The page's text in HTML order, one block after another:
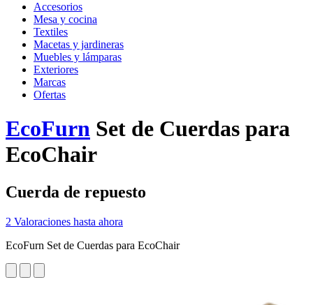
Accesorios
Mesa y cocina
Textiles
Macetas y jardineras
Muebles y lámparas
Exteriores
Marcas
Ofertas
EcoFurn Set de Cuerdas para
EcoChair
Cuerda de repuesto
2 Valoraciones hasta ahora
EcoFurn Set de Cuerdas para EcoChair